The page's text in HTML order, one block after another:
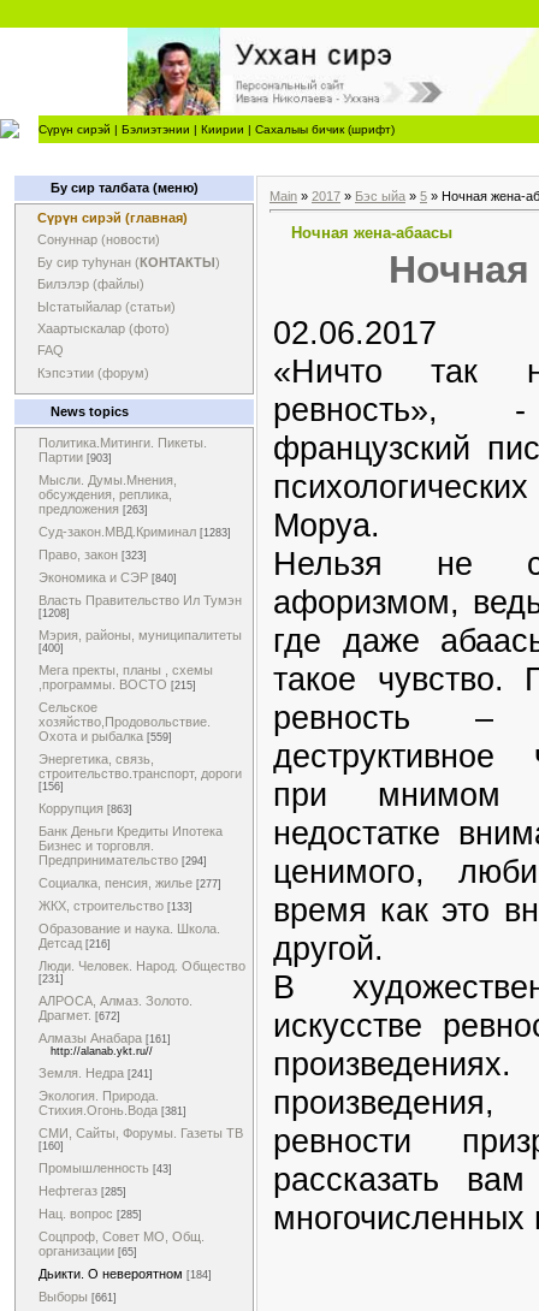
Сүрүн сирэй | Бэлиэтэнии | Киирии | Сахалыы бичик (шрифт)
Бу сир талбата (меню)
Сүрүн сирэй (главная)
Сонуннар (новости)
Бу сир туһунан (КОНТАКТЫ)
Билэлэр (файлы)
Ыстатыйалар (статьи)
Хаартыскалар (фото)
FAQ
Кэпсэтии (форум)
News topics
Политика.Митинги. Пикеты.
Партии [903]
Мысли. Думы.Мнения,
обсуждения, реплика,
предложения [263]
Суд-закон.МВД.Криминал [1283]
Право, закон [323]
Экономика и СЭР [840]
Власть Правительство Ил Тумэн
[1208]
Мэрия, районы, муниципалитеты
[400]
Мега пректы, планы , схемы
,программы. ВОСТО [215]
Сельское
хозяйство,Продовольствие.
Охота и рыбалка [559]
Энергетика, связь,
строительство.транспорт, дороги
[156]
Коррупция [863]
Банк Деньги Кредиты Ипотека
Бизнес и торговля.
Предпринимательство [294]
Социалка, пенсия, жилье [277]
ЖКХ, строительство [133]
Образование и наука. Школа.
Детсад [216]
Люди. Человек. Народ. Общество
[231]
АЛРОСА, Алмаз. Золото.
Драгмет. [672]
Алмазы Анабара [161]
http://alanab.ykt.ru//
Земля. Недра [241]
Экология. Природа.
Стихия.Огонь.Вода [381]
СМИ, Сайты, Форумы. Газеты ТВ
[160]
Промышленность [43]
Нефтегаз [285]
Нац. вопрос [285]
Соцпроф, Совет МО, Общ.
организации [65]
Дьикти. О невероятном [184]
Выборы [661]
Main » 2017 » Бэс ыйа » 5 » Ночная жена-
Ночная жена-абаасы
02.06.2017
«Ничто так
ревность»,
французский
Моруа.
Нельзя не
афоризмом,
где даже
такое чувство.
ревность –
деструктивное
при мнимом
недостатке
ценимого,
время как это
другой.
В
искусстве
ревности
рассказать
многочисленных